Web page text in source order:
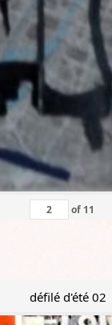
of 11
défilé d'été 02